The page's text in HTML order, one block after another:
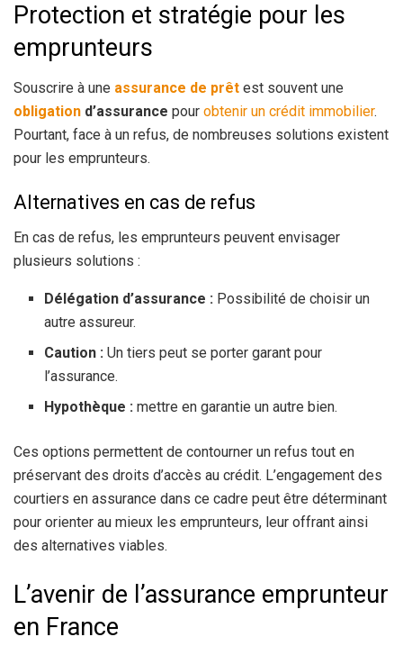
Protection et stratégie pour les
emprunteurs
Souscrire à une assurance de prêt est souvent une
obligation d’assurance pour obtenir un crédit immobilier.
Pourtant, face à un refus, de nombreuses solutions existent
pour les emprunteurs.
Alternatives en cas de refus
En cas de refus, les emprunteurs peuvent envisager
plusieurs solutions :
Délégation d’assurance : Possibilité de choisir un
autre assureur.
Caution : Un tiers peut se porter garant pour
l’assurance.
Hypothèque : mettre en garantie un autre bien.
Ces options permettent de contourner un refus tout en
préservant des droits d’accès au crédit. L’engagement des
courtiers en assurance dans ce cadre peut être déterminant
pour orienter au mieux les emprunteurs, leur offrant ainsi
des alternatives viables.
L’avenir de l’assurance emprunteur
en France